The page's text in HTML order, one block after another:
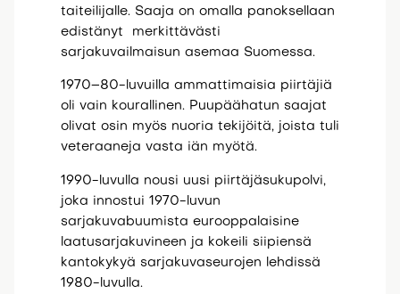
taiteilijalle. Saaja on omalla panoksellaan
edistänyt merkittävästi
sarjakuvailmaisun asemaa Suomessa.
1970–80-luvuilla ammattimaisia piirtäjiä
oli vain kourallinen. Puupäähatun saajat
olivat osin myös nuoria tekijöitä, joista tuli
veteraaneja vasta iän myötä.
1990-luvulla nousi uusi piirtäjäsukupolvi,
joka innostui 1970-luvun
sarjakuvabuumista eurooppalaisine
laatusarjakuvineen ja kokeili siipiensä
kantokykyä sarjakuvaseurojen lehdissä
1980-luvulla.